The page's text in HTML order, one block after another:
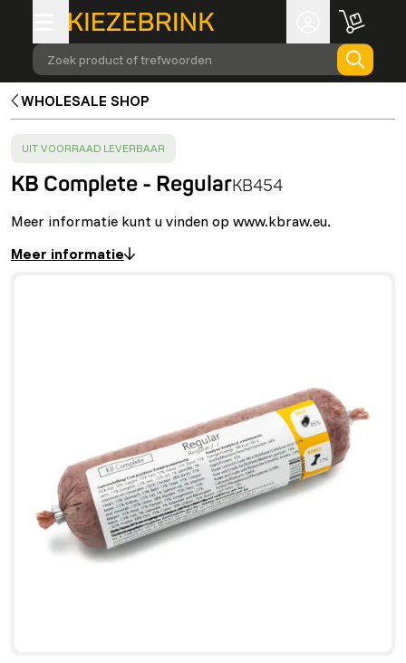
Zoek product of trefwoorden
WHOLESALE SHOP
SUCCESS:
UIT VOORRAAD LEVERBAAR
KB Complete - RegularKB454
Meer informatie kunt u vinden op www.kbraw.eu.
Meer informatie